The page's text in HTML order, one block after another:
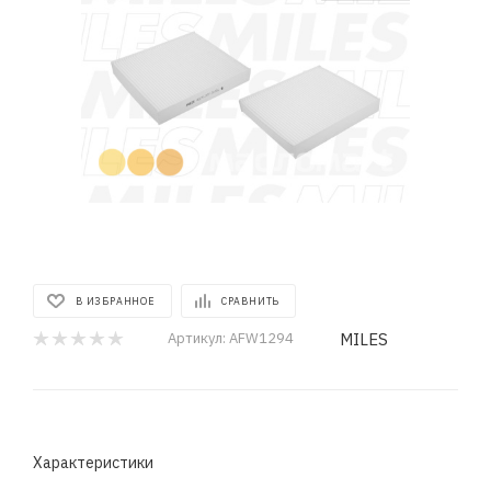
В ИЗБРАННОЕ СРАВНИТЬ
Артикул: AFW1294 MILES
Характеристики